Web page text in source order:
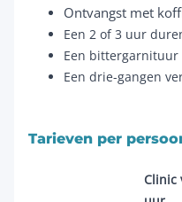
Ontvangst met
Een 2 of 3 uur
Een bittergarnituur
Een drie-gangen
Tarieven per
Clinic